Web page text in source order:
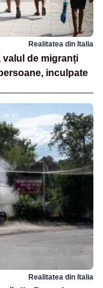
Realitatea din Italia
valul de migranți
inculpate
Realitatea din Italia